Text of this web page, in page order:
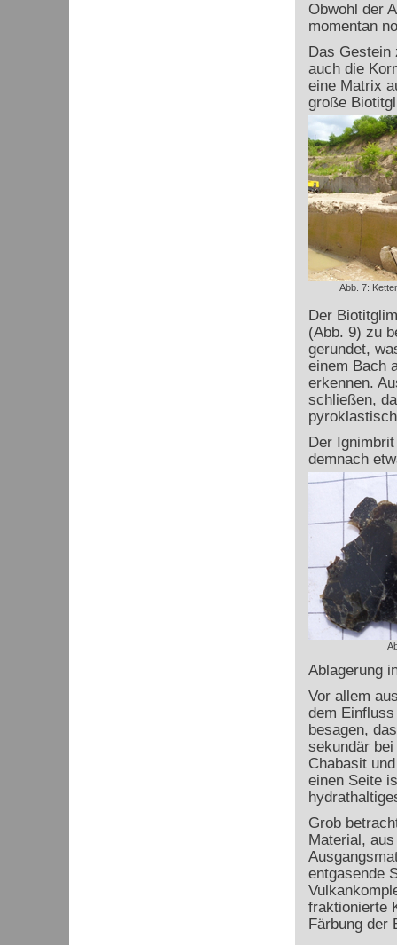
Obwohl der
momentan
Das Gestein
auch die
eine Matrix
große
Abb. 7:
Der
(Abb. 9) zu
gerundet,
einem Bach
erkennen.
schließen,
Der
demnach
Ablagerung
Vor allem
dem
besagen,
sekundär
Chabasit
einen Seite
Grob
Material,
entgasende
fraktionierte
Färbung der